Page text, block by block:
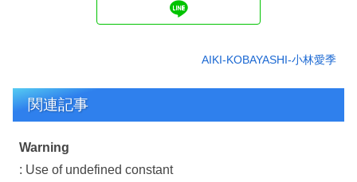
AIKI-KOBAYASHI-小林愛季
関連記事
Warning
: Use of undefined constant